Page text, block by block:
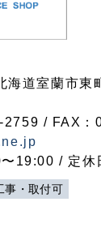
道室蘭市
2759 / FAX：
19:00 / 定休
事・取付可